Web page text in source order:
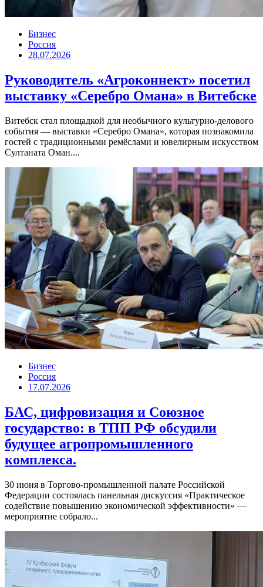
Бизнес
Россия
28.07.2026
Руководитель «Агроконнект» посетил
выставку «Серебро Омана» в Витебске
Витебск стал площадкой для необычного культурно-делового
события — выставки «Серебро Омана», которая познакомила
гостей с традиционными ремёслами и ювелирным искусством
Султаната Оман....
Бизнес
Россия
17.07.2026
БАС, цифровизация и Союзное
государство: в ТПП РФ обсудили
будущее агропромышленного
комплекса.
30 июня в Торгово-промышленной палате Российской
Федерации состоялась панельная дискуссия «Практическое
содействие повышению экономической эффективности» —
мероприятие собрало...